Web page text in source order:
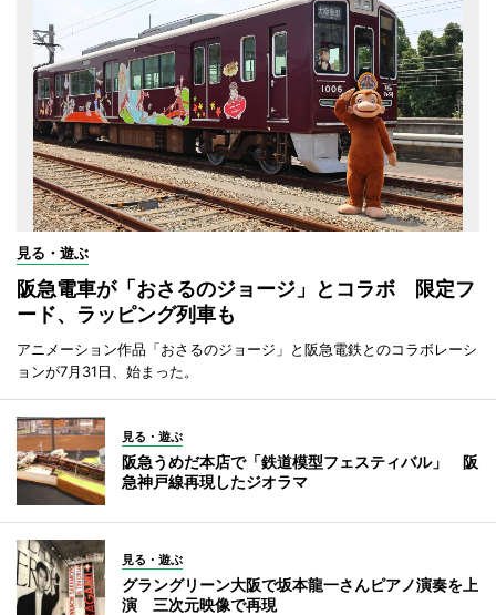
見る・遊ぶ
阪急電車が「おさるのジョージ」とコラボ 限定フ
ード、ラッピング列車も
アニメーション作品「おさるのジョージ」と阪急電鉄とのコラボレーシ
ョンが7月31日、始まった。
見る・遊ぶ
阪急うめだ本店で「鉄道模型フェスティバル」 阪
急神戸線再現したジオラマ
見る・遊ぶ
グラングリーン大阪で坂本龍一さんピアノ演奏を上
演 三次元映像で再現